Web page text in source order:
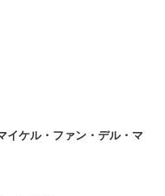
イケル・ファン・デル・マ